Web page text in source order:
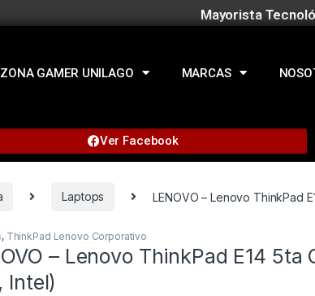
Mayorista
ZONA GAMER UNILAGO MARCAS
Ver Facebook
Laptops LENOVO – Lenovo ThinkPad
, ThinkPad Lenovo Corporativo
– Lenovo ThinkPad E14 5ta
Intel)